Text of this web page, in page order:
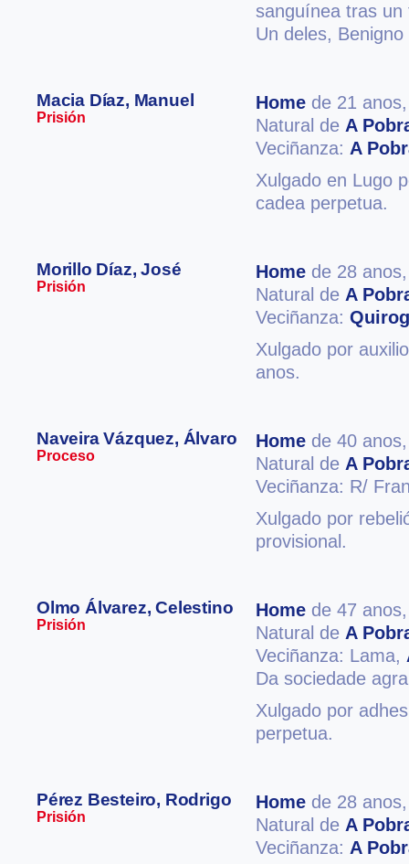
sanguínea tras un
Un deles,
Macia Díaz, Manuel
Prisión
Home de 21
Natural de A
Veciñanza: A
Xulgado en Lugo
cadea perpetua.
Morillo Díaz, José
Prisión
Home de 28
Natural de A
Veciñanza:
Xulgado por
anos.
Naveira Vázquez, Álvaro
Proceso
Home de 40
Natural de A
Veciñanza: R/
Xulgado por
provisional.
Olmo Álvarez, Celestino
Prisión
Home de 47
Natural de A
Veciñanza: Lama,
Da sociedade
Xulgado por
perpetua.
Pérez Besteiro, Rodrigo
Prisión
Home de 28
Natural de A
Veciñanza: A